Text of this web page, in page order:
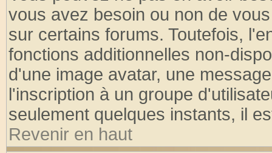
vous avez besoin ou non de
sur certains forums. Toutefois,
fonctions additionnelles non-
d'une image avatar, une
l'inscription à un groupe
seulement quelques instants, il
Revenir en haut